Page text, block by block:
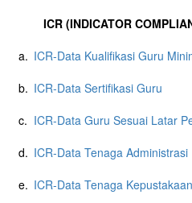
ICR (INDICATOR
a. ICR-Data Kualifikasi Guru
b. ICR-Data Sertifikasi Guru
c. ICR-Data Guru Sesuai Latar
d. ICR-Data Tenaga Administrasi
e. ICR-Data Tenaga Kepustakaan